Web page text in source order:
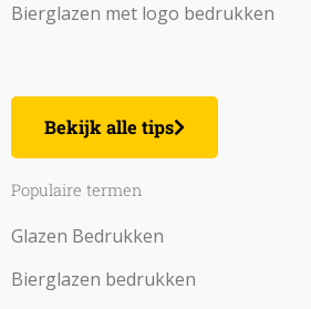
Bierglazen met logo bedrukken
Bekijk alle tips
Populaire termen
Glazen Bedrukken
Bierglazen bedrukken